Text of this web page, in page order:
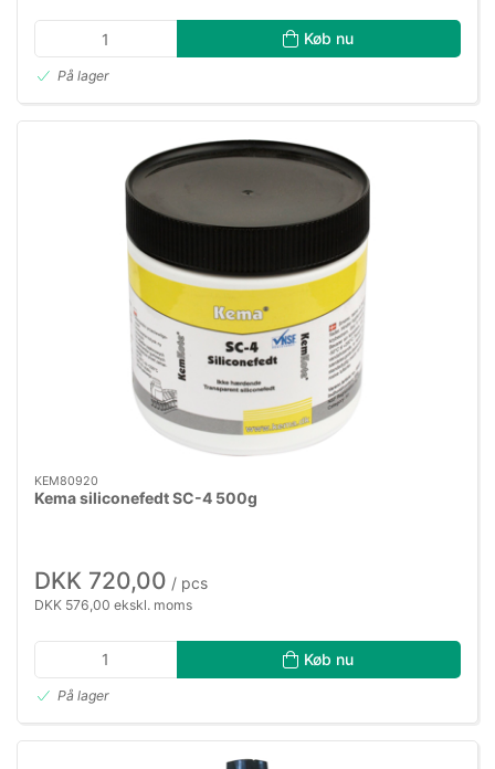
Køb nu
På lager
KEM80920
Kema siliconefedt SC-4 500g
DKK 720,00 / pcs
DKK 576,00 ekskl. moms
Køb nu
På lager